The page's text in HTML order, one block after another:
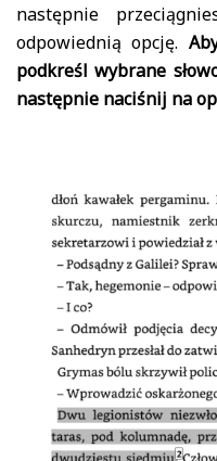
następnie
odpowiednią opcję.
podkreśl wybrane
następnie naciśnij na